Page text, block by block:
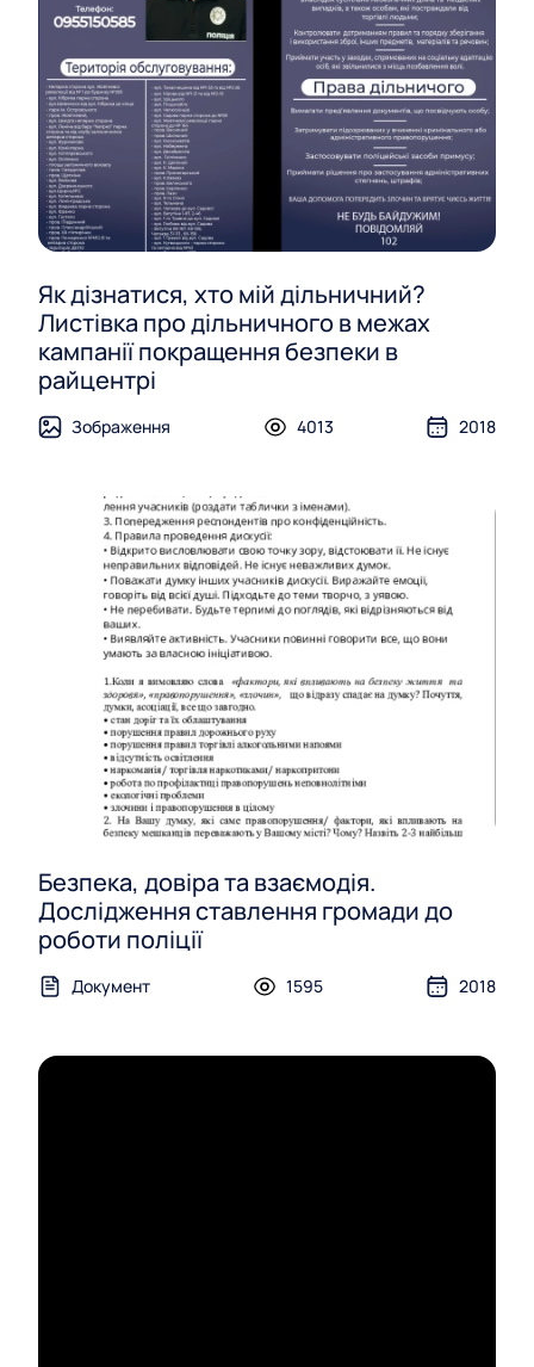
Як дізнатися, хто мій дільничний?
Листівка про дільничного в межах
кампанії покращення безпеки в
райцентрі
Зображення 4013 2018
Безпека, довіра та взаємодія.
Дослідження ставлення громади до
роботи поліції
Документ 1595 2018